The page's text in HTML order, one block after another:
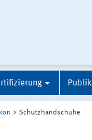
Schutzhandschuhe